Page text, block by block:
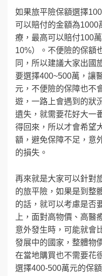
如果旅平險保額選擇
可以賠付的金額為1000
療，最高可以賠付100
10%）。不便險的保額
同，所以建議大家出國
要選擇400~500萬，讓
元，不便險的保障也不
遊，一路上會遇到的狀
遺失，就需要花好大一
得回來，所以才會希望
額，避免保障不足，意
的損失。
再來就是大家可以針對
的旅平險，如果是到整
的話，就可以考慮是否
上，面對高物價、高醫
意外發生時，可能就會
發展中的國家，整體物
在當地購買也不需要花
選擇400-500萬元的保額